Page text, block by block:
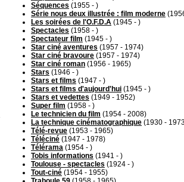
Séquences (1955 - )
Série nous deux illustrée : film moderne
Les soirées de l'O.F.D.A (1945 - )
Spectacles (1958 - )
Spectateur film (1945 - )
Star ciné aventures (1957 - 1974)
Star ciné bravoure (1957 - 1974)
Star ciné roman (1956 - 1965)
Stars (1946 - )
Stars et films (1947 - )
Stars et films d'aujourd'hui (1945 - )
Stars et vedettes (1949 - 1952)
Super film (1958 - )
Le technicien du film (1954 - 2008)
La technique cinématographique (1930 -
Télé-revue (1953 - 1965)
Téléciné (1947 - 1978)
Télérama (1954 - )
Tobis informations (1941 - )
Toulouse - spectacles (1924 - )
Tout-ciné (1954 - 1955)